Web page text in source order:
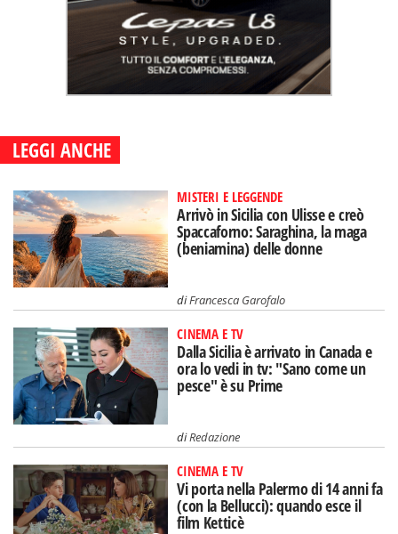
LEGGI ANCHE
MISTERI E LEGGENDE
Arrivò in Sicilia con Ulisse e creò
Spaccaforno: Saraghina, la maga
(beniamina) delle donne
diFrancesca Garofalo
CINEMA E TV
Dalla Sicilia è arrivato in Canada e
ora lo vedi in tv: "Sano come un
pesce" è su Prime
diRedazione
CINEMA E TV
Vi porta nella Palermo di 14 anni fa
(con la Bellucci): quando esce il
film Ketticè